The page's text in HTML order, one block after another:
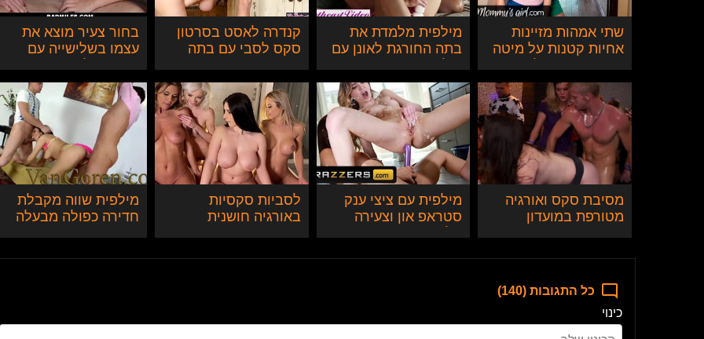
שתי אמהות מזיינות
אחיות קטנות על מיטה
מטורפת
מילפית מלמדת את
בתה החורגת לאונן עם
קנדרה לאסט בסרטון
סקס לסבי עם בתה
בחור צעיר מוצא את
עצמו בשלישייה עם
החורגת
מסיבת סקס ואורגיה
מטורפת במועדון
מילפית עם ציצי ענק
סטראפ און וצעירה
לסביות סקסיות
באורגיה חושנית
מילפית שווה מקבלת
חדירה כפולה מבעלה
כל התגובות (140)
כינוי